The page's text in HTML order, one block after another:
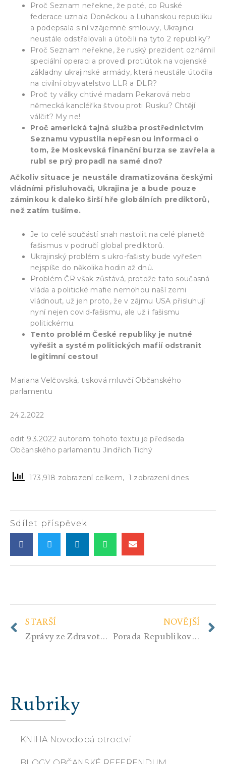
Proč Seznam neřekne, že poté, co Ruské
federace uznala Doněckou a Luhanskou republiku
a podepsala s ní vzájemné smlouvy, Ukrajinci
neustále odstřelovali a útočili na tyto 2 republiky?
Proč Seznam neřekne, že ruský prezident oznámil
speciální operaci a provedl protiútok na vojenské
základny ukrajinské armády, která neustále útočila
na civilní obyvatelstvo LLR a DLR?
Proč ty války chtivé madam Pekarová nebo
německá kancléřka štvou proti Rusku? Chtějí
válčit? My ne!
Proč americká tajná služba prostřednictvím
Seznamu vypustila nepřesnou informaci o
tom, že Moskevská finanční burza se zavřela a
rubl se prý propadl na samé dno?
Ačkoliv situace je neustále dramatizována českými
vládními přisluhovači, Ukrajina je a bude pouze
záminkou k daleko širší hře globálních prediktorů,
než zatím tušíme.
Je to celé součástí snah nastolit na celé planetě
fašismus v područí global prediktorů.
Ukrajinský problém s ukro-fašisty bude vyřešen
nejspíše do několika hodin až dnů.
Problém ČR však zůstává, protože tato současná
vláda a politické mafie nemohou naší zemi
vládnout, už jen proto, že v zájmu USA přisluhují
nyní nejen covid-fašismu, ale už i fašismu
politickému.
Tento problém České republiky je nutné
vyřešit a systém politických mafií odstranit
legitimní cestou!
Mariana Velčovská, tisková mluvčí Občanského
parlamentu
24.2.2022
edit 9.3.2022 autorem tohoto textu je předseda
Občanského parlamentu Jindřich Tichý
173,918 zobrazení celkem, 1 zobrazení dnes
Sdílet příspěvek
STARŠÍ
Zprávy ze Zdravotního výboru – skutečně jde o zdraví?
NOVĚJŠÍ
Porada Republikového štábu 26.2.2022 – tisková zpráva
Rubriky
KNIHA Novodobá otroctví